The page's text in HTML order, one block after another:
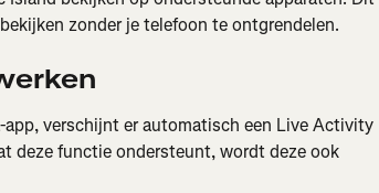
zonder je telefoon te ontgrendelen.
verschijnt er automatisch een Live Activity
deze functie ondersteunt, wordt deze ook